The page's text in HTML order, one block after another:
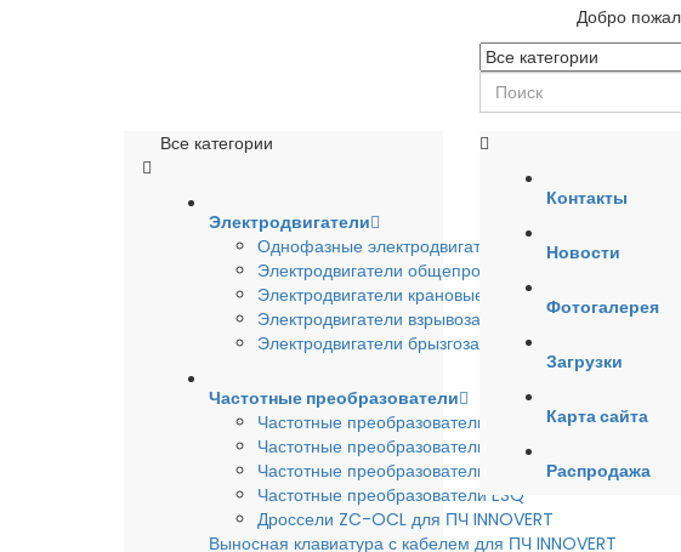
Добро
Все категории
Электродвигатели
Однофазные электродвигатели
Электродвигатели общепромышленные
Электродвигатели крановые
Электродвигатели взрывозащишенные
Электродвигатели брызгозащищенные
Частотные преобразователи
Частотные преобразователи INSTART
Частотные преобразователи INNOVERT
Частотные преобразователи HYUNDAI
Частотные преобразователи ESQ
Дроссели ZC-OCL для ПЧ INNOVERT
Выносная клавиатура с кабелем для ПЧ INNOVERT
Контакты
Новости
Фотогалерея
Загрузки
Карта сайта
Распродажа